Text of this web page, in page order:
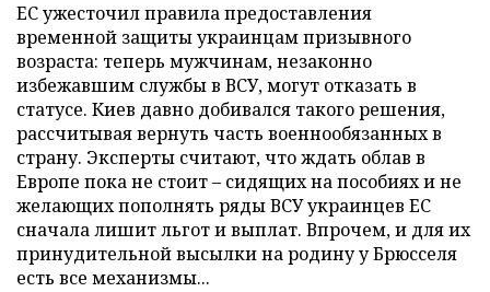
ЕС ужесточил правила предоставления
временной защиты украинцам призывного
возраста: теперь мужчинам, незаконно
избежавшим службы в ВСУ, могут отказать в
статусе. Киев давно добивался такого решения,
рассчитывая вернуть часть военнообязанных в
страну. Эксперты считают, что ждать облав в
Европе пока не стоит – сидящих на пособиях и не
желающих пополнять ряды ВСУ украинцев ЕС
сначала лишит льгот и выплат. Впрочем, и для их
принудительной высылки на родину у Брюсселя
есть все механизмы...